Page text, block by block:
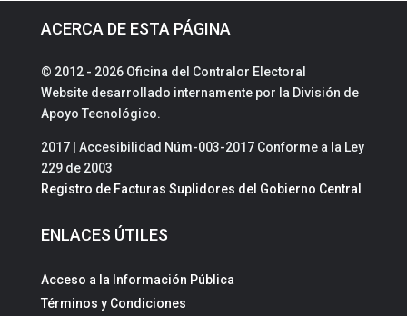
ACERCA DE ESTA PÁGINA
© 2012 - 2026 Oficina del Contralor Electoral
Website desarrollado internamente por la División de
Apoyo Tecnológico.
2017 | Accesibilidad Núm-003-2017 Conforme a la Ley
229 de 2003
Registro de Facturas Suplidores del Gobierno Central
ENLACES ÚTILES
Acceso a la Información Pública
Términos y Condiciones